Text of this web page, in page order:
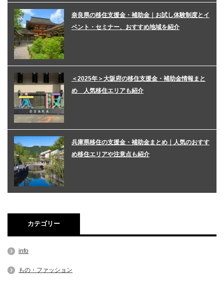
奈良県の移住支援金・補助金｜お試し体験制度とイ
ベント・セミナー、おすすめ地域を紹介
＜2025年＞大阪府の移住支援金・補助金情報まと
め 人気移住エリアも紹介
兵庫県移住の支援金・補助金まとめ｜人気のおすす
め移住エリアや注意点も紹介
カテゴリー
info
もの・ファッション